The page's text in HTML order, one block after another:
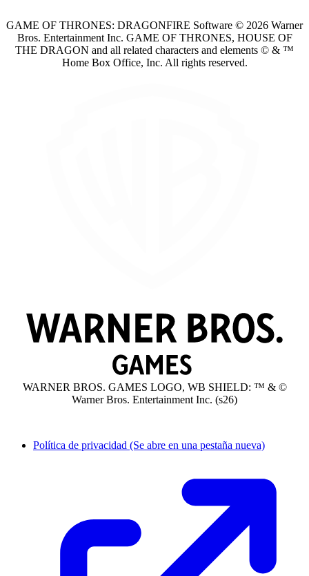
GAME OF THRONES: DRAGONFIRE Software © 2026 Warner
Bros. Entertainment Inc. GAME OF THRONES, HOUSE OF
THE DRAGON and all related characters and elements © & ™
Home Box Office, Inc. All rights reserved.
WARNER BROS. GAMES LOGO, WB SHIELD: ™ & ©
Warner Bros. Entertainment Inc. (s26)
Política de privacidad (Se abre en una pestaña nueva)